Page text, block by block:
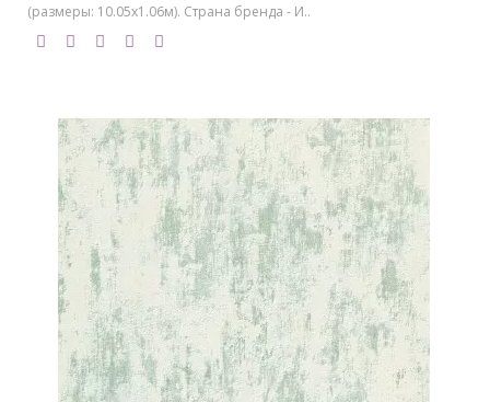
(размеры: 10.05х1.06м). Страна бренда - И..